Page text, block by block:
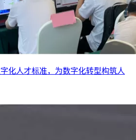
化人才标准，为数字化转型构筑人